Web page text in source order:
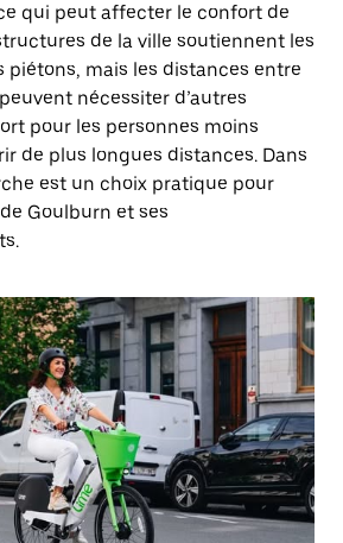
qui peut affecter le confort de
de la ville soutiennent les
piétons, mais les distances entre
nécessiter d’autres
pour les personnes moins
de plus longues distances. Dans
est un choix pratique pour
Goulburn et ses